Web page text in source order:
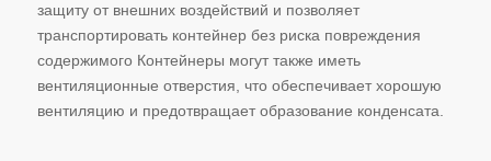
защиту от внешних воздействий и позволяет
транспортировать контейнер без риска повреждения
содержимого Контейнеры могут также иметь
вентиляционные отверстия, что обеспечивает хорошую
вентиляцию и предотвращает образование конденсата.